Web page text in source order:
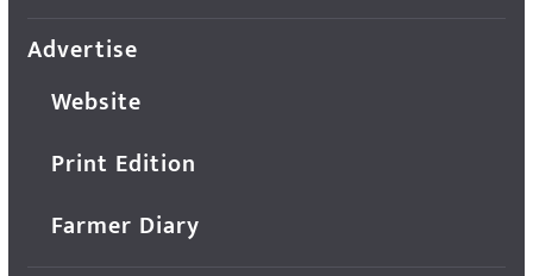
Advertise
Website
Print Edition
Farmer Diary